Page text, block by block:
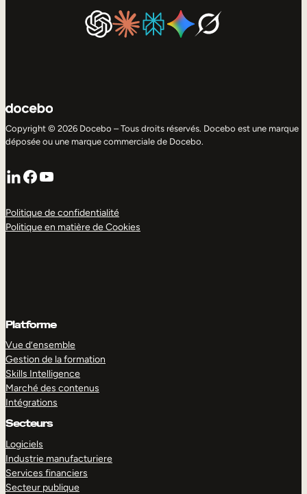
Copyright © 2026 Docebo – Tous droits réservés. Docebo est une marque
déposée ou une marque commerciale de Docebo.
LinkedIn
Facebook
YouTube
Politique de confidentialité
Politique en matière de Cookies
Platforme
Vue d’ensemble
Gestion de la formation
Skills Intelligence
Marché des contenus
Intégrations
Secteurs
Logiciels
Industrie manufacturiere
Services financiers
Secteur publique